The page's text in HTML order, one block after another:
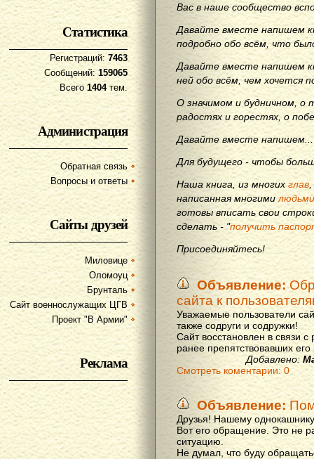
Статистика
Регистраций: 7463
Сообщений:159065
Всего 1404тем.
Администрация
Обратная связь
Вопросы и ответы
Сайты друзей
Миловице
Оломоуц
Брунталь
Сайт военнослужащих ЦГВ
Проект "В Армии"
Реклама
Вас в наше сообщество
Давайте вместе напишем
подробно обо всём, что
Давайте вместе напишем
ней обо всём, чем хочется
О значимом и будничном, о
радостях и горестях, о
Давайте вместе напишем...
Для будущего - чтобы
Наша книга, из многихглав
написанная многимилюдьми
готовы вписать свои
сделать - "получить
Присоединяйтесь!
Объявление:
сайта к
Уважаемые пользователи
также содруги и содружки!
Сайт восстановлен в связи
ранее препятствовавших
Добавлено:
Смотреть коментарии: 0
Объявление:
Друзья! Нашему
Вот его обращение. Это не
ситуацию.
Не думал, что буду